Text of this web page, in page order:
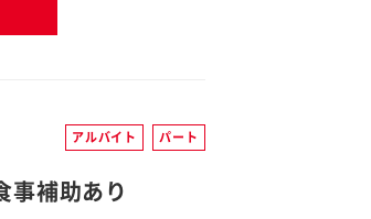
アルバイト パート
補助あり